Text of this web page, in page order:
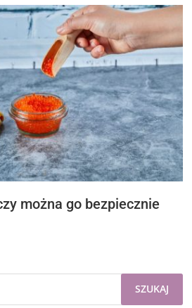
można go bezpiecznie